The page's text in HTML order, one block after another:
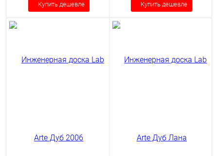
Купить дешевле Купить дешевле